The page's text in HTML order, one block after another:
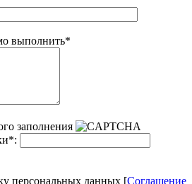
выполнить*
заполнения
*:
персональных данных [Соглашение